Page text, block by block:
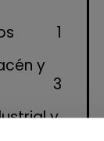
1
y
3
y